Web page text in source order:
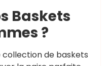
Baskets
?
collection de baskets